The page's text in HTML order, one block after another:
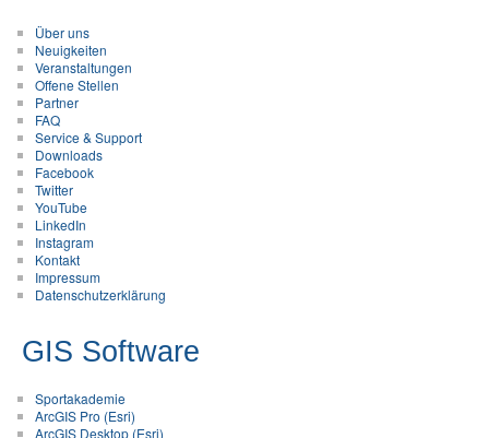
Über uns
Neuigkeiten
Veranstaltungen
Offene Stellen
Partner
FAQ
Service & Support
Downloads
Facebook
Twitter
YouTube
LinkedIn
Instagram
Kontakt
Impressum
Datenschutzerklärung
GIS Software
Sportakademie
ArcGIS Pro (Esri)
ArcGIS Desktop (Esri)